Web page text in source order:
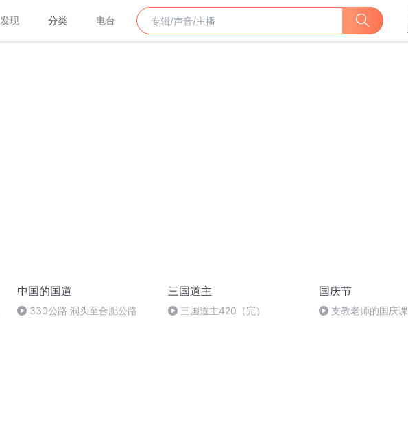
发现 分类 电台
中国的国道
330公路 洞头至合肥公路
三国道主
三国道主420（完）
国庆节
支教老师的国庆课